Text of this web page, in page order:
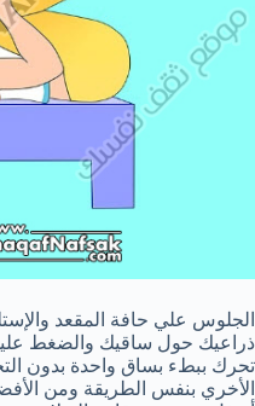
الجلوس علي حافة المقعد
ذراعيك حول ساقيك والضغط
تحرك ببطء بساق واحدة بدون
الأخري بنفس الطريقة ومن